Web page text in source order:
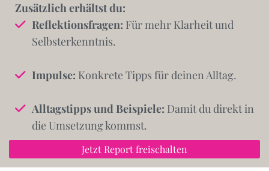
Zusätzlich erhältst du:
Reflektionsfragen: Für mehr Klarheit und
Selbsterkenntnis.
Impulse: Konkrete Tipps für deinen Alltag.
Alltagstipps und Beispiele: Damit du direkt in
die Umsetzung kommst.
Jetzt Report freischalten